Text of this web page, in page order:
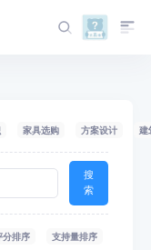
家具选购 方案设计 建
搜
索
分排序 支持量排序